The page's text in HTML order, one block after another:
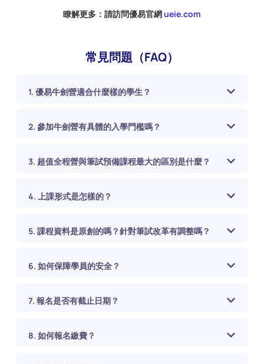
瞭解更多：請訪問優易官網ueie.com
常見問題（FAQ）
1. 優易牛劍營適合什麼樣的學生？
2. 參加牛劍營有具體的入學門檻嗎？
3. 超值全程營與筆試預備課程最大的區別是什麼？
4. 上課形式是怎樣的？
5. 課程資料是原創的嗎？針對筆試改革有調整嗎？
6. 如何保障學員的安全？
7. 報名是否有截止日期？
8. 如何報名繳費？